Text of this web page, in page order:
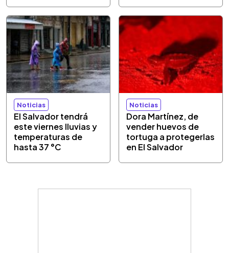
Noticias
El Salvador tendrá
este viernes lluvias y
temperaturas de
hasta 37 °C
Noticias
Dora Martínez, de
vender huevos de
tortuga a protegerlas
en El Salvador